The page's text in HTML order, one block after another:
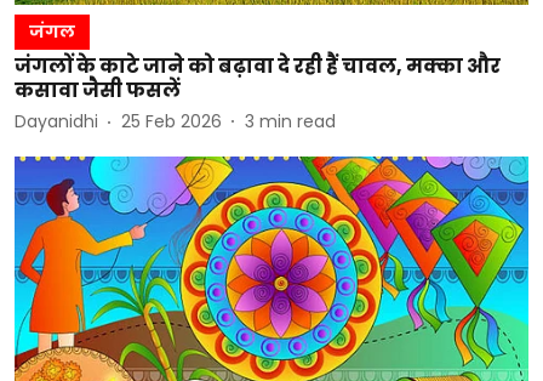
जंगल
जंगलों के काटे जाने को बढ़ावा दे रही हैं चावल, मक्का और
कसावा जैसी फसलें
Dayanidhi 25 Feb 2026 3 min read